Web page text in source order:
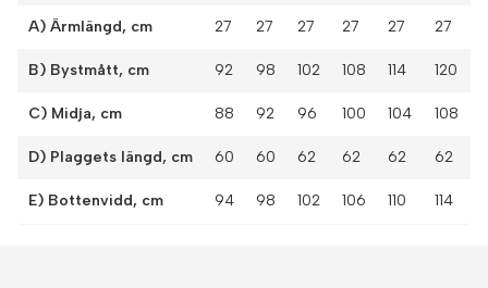
A) Ärmlängd, cm 27 27 27 27 27 27
B) Bystmått, cm 92 98 102 108 114 120
C) Midja, cm 88 92 96 100 104 108
D) Plaggets längd, cm 60 60 62 62 62 62
E) Bottenvidd, cm 94 98 102 106 110 114